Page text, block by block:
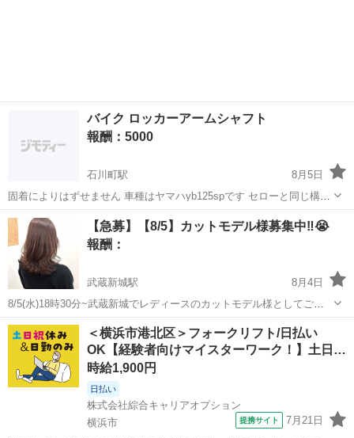
バイク ロッカーアームシャフト
報酬：5000
石川町駅
8月5日
固着によりはずせません 車種はヤマハyb125spです セローと同じ構造
ですスライドハンマーも歯がたちません 外せる方お願いします
神奈川 石川町駅 手伝って/助けて
【急募】【8/5】カットモデル様募集中‼️😭
報酬：
武蔵新城駅
8月4日
8/5(水)18時30分~武蔵新城でレディースのカットモデル様としてご来
店してくださる方を探しております。 ぜひ、お気軽にお問い合わせく
ださい！
神奈川 川崎市 武蔵新城駅 手伝って/助けて
カットモデル
＜横浜市港北区＞フォークリフト/日払い
OK【経験者向けマイスターワーク！】土日…
時給1,900円
日払い
株式会社綜合キャリアオプション
横浜市
提携サイト 7月21日